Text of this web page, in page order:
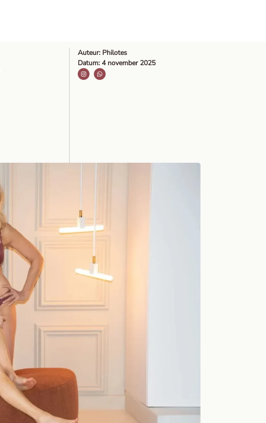
Auteur:Philotes
Datum: 4 november 2025